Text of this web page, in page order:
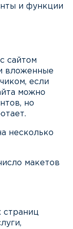
и функции
сайтом
вложенные
если
можно
но
несколько
макетов
страниц